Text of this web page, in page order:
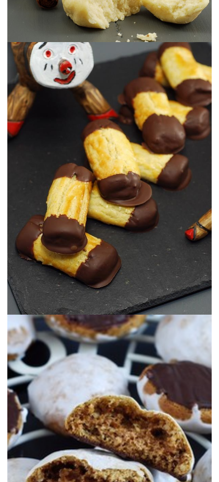
BÛCHETTES NOISETTE & CHOCOLAT
Pour attendre Noël ;o)
LEBKUCHEN AUX ÉPICES DE NOËL &
CHOCOLAT
Des petits gâteaux typiques des Noëls en Autriche.